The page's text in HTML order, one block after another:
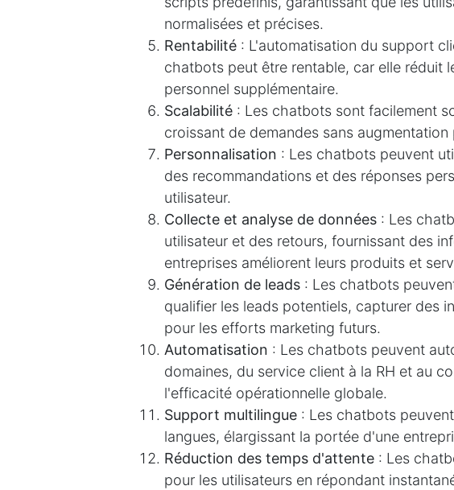
normalisées et précises.
Rentabilité : L'automatisation du support
chatbots peut être rentable, car elle réduit
personnel supplémentaire.
Scalabilité : Les chatbots sont facilement
croissant de demandes sans
Personnalisation : Les chatbots peuvent
des recommandations et des réponses
utilisateur.
Collecte et analyse de données : Les
utilisateur et des retours, fournissant des
entreprises améliorent leurs produits et
Génération de leads : Les chatbots
qualifier les leads potentiels, capturer des
pour les efforts marketing futurs.
Automatisation : Les chatbots peuvent
domaines, du service client à la RH et au
l'efficacité opérationnelle globale.
Support multilingue : Les chatbots
langues, élargissant la portée d'une
Réduction des temps d'attente : Les
pour les utilisateurs en répondant